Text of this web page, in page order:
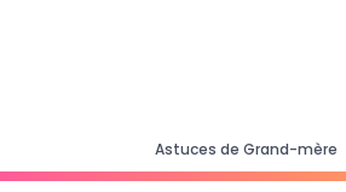
Astuces de Grand-mère